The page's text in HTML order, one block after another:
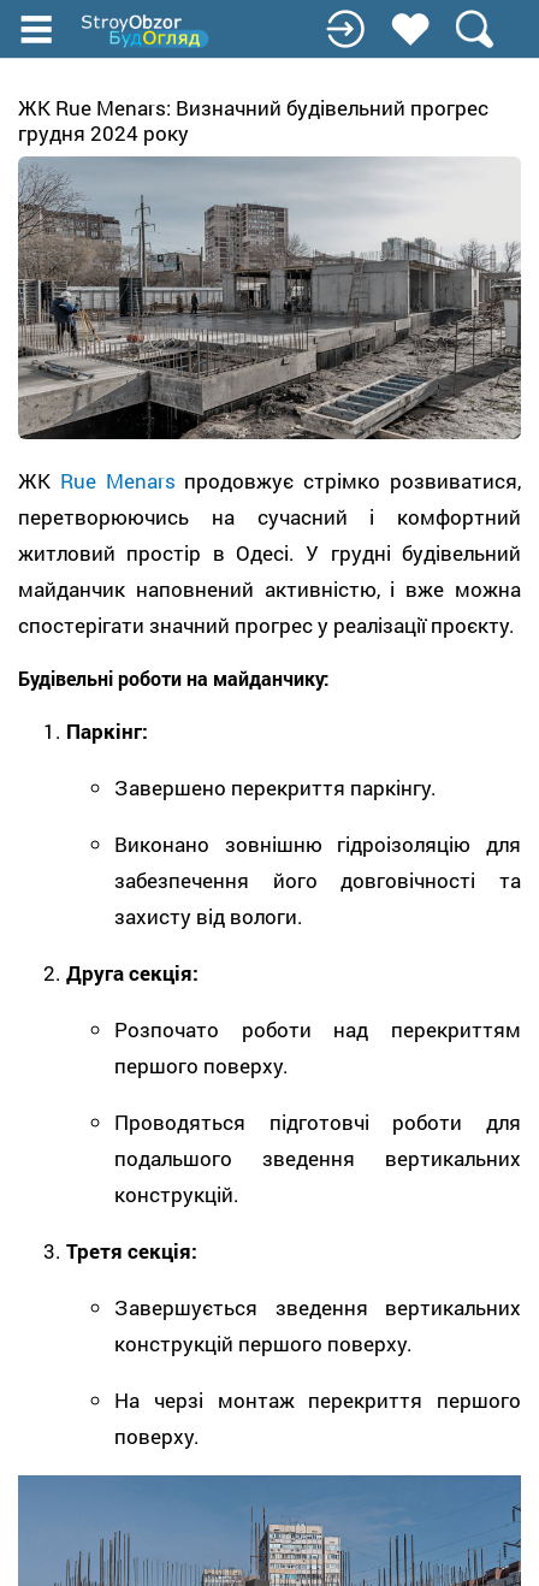
Перейти
содержанию
ЖК Rue Menars: Визначний будівельний прогрес
грудня 2024 року
ЖК Rue Menars продовжує стрімко розвиватися,
перетворюючись на сучасний і комфортний
житловий простір в Одесі. У грудні будівельний
майданчик наповнений активністю, і вже можна
спостерігати значний прогрес у реалізації проєкту.
Будівельні роботи на майданчику:
Паркінг:
Завершено перекриття паркінгу.
Виконано зовнішню гідроізоляцію для
забезпечення його довговічності та
захисту від вологи.
Друга секція:
Розпочато роботи над перекриттям
першого поверху.
Проводяться підготовчі роботи для
подальшого зведення вертикальних
конструкцій.
Третя секція:
Завершується зведення вертикальних
конструкцій першого поверху.
На черзі монтаж перекриття першого
поверху.